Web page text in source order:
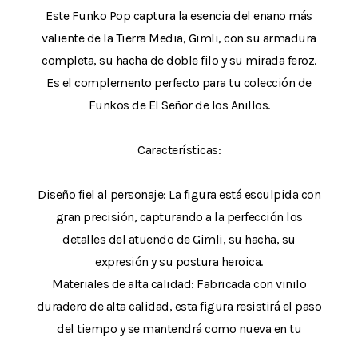
Este Funko Pop captura la esencia del enano más
valiente de la Tierra Media, Gimli, con su armadura
completa, su hacha de doble filo y su mirada feroz.
Es el complemento perfecto para tu colección de
Funkos de El Señor de los Anillos.
Características:
Diseño fiel al personaje: La figura está esculpida con
gran precisión, capturando a la perfección los
detalles del atuendo de Gimli, su hacha, su
expresión y su postura heroica.
Materiales de alta calidad: Fabricada con vinilo
duradero de alta calidad, esta figura resistirá el paso
del tiempo y se mantendrá como nueva en tu